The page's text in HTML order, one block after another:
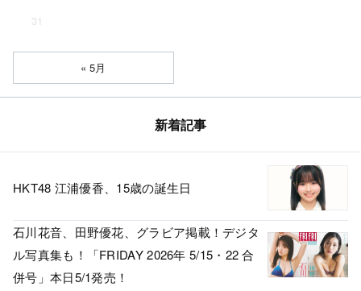
31
« 5月
新着記事
HKT48 江浦優香、15歳の誕生日
石川花音、田野優花、グラビア掲載！デジタ
ル写真集も！「FRIDAY 2026年 5/15・22 合
併号」本日5/1発売！